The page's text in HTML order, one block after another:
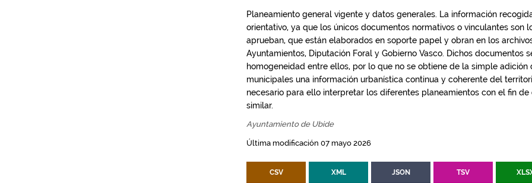
Planeamiento general vigente y datos generales. La información
orientativo, ya que los únicos documentos normativos o vinculantes son
aprueban, que están elaborados en soporte papel y obran en los
Ayuntamientos, Diputación Foral y Gobierno Vasco. Dichos documentos
homogeneidad entre ellos, por lo que no se obtiene de la simple adición
municipales una información urbanística continua y coherente del
necesario para ello interpretar los diferentes planeamientos con el fin
similar.
Ayuntamiento de Ubide
Última modificación 07 mayo 2026
CSV XML JSON TSV